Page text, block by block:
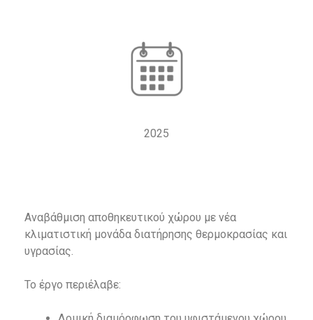
2025
Αναβάθμιση αποθηκευτικού χώρου με νέα
κλιματιστική μονάδα διατήρησης θερμοκρασίας και
υγρασίας.
Το έργο περιέλαβε: